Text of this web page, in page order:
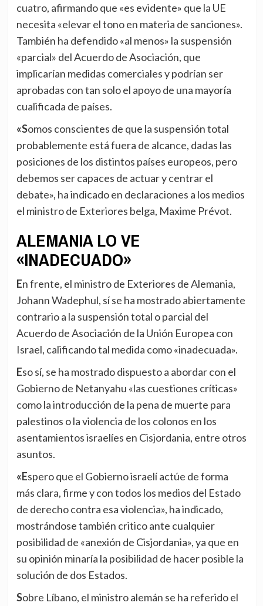
cuatro, afirmando que «es evidente» que la UE
necesita «elevar el tono en materia de sanciones».
También ha defendido «al menos» la suspensión
«parcial» del Acuerdo de Asociación, que
implicarían medidas comerciales y podrían ser
aprobadas con tan solo el apoyo de una mayoría
cualificada de países.
«Somos conscientes de que la suspensión total
probablemente está fuera de alcance, dadas las
posiciones de los distintos países europeos, pero
debemos ser capaces de actuar y centrar el
debate», ha indicado en declaraciones a los medios
el ministro de Exteriores belga, Maxime Prévot.
ALEMANIA LO VE
«INADECUADO»
En frente, el ministro de Exteriores de Alemania,
Johann Wadephul, sí se ha mostrado abiertamente
contrario a la suspensión total o parcial del
Acuerdo de Asociación de la Unión Europea con
Israel, calificando tal medida como «inadecuada».
Eso sí, se ha mostrado dispuesto a abordar con el
Gobierno de Netanyahu «las cuestiones críticas»
como la introducción de la pena de muerte para
palestinos o la violencia de los colonos en los
asentamientos israelíes en Cisjordania, entre otros
asuntos.
«Espero que el Gobierno israelí actúe de forma
más clara, firme y con todos los medios del Estado
de derecho contra esa violencia», ha indicado,
mostrándose también critico ante cualquier
posibilidad de «anexión de Cisjordania», ya que en
su opinión minaría la posibilidad de hacer posible la
solución de dos Estados.
Sobre Líbano, el ministro alemán se ha referido el